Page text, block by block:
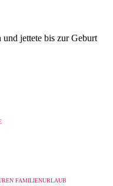
jettete bis zur Geburt
FAMILIENURLAUB